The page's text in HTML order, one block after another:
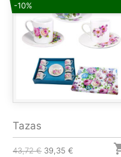
-10%
Tazas
43,72 € 39,35 €